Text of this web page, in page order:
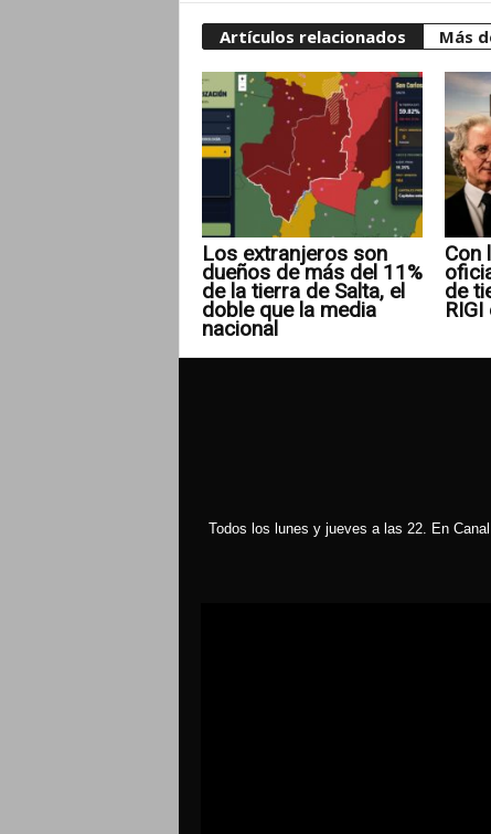
Artículos relacionados Más
Los extranjeros son
dueños de más del 11%
de la tierra de Salta, el
doble que la media
nacional
Con
de
Todos los lunes y jueves a las 22. En